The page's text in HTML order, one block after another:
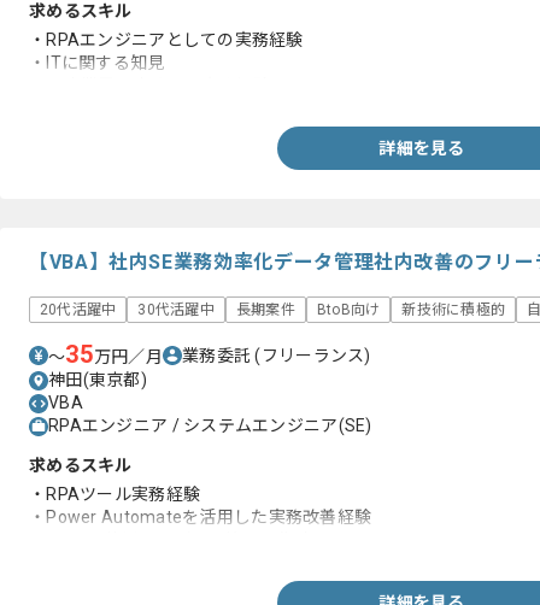
求めるスキル
・RPAエンジニアとしての実務経験
・ITに関する知見
詳細を見る
【VBA】社内SE業務効率化データ管理社内改善のフリ
20代活躍中 30代活躍中 長期案件 BtoB向け 新技術に積極的
〜35万円／月 業務委託(フリーランス)
神田(東京都)
VBA
RPAエンジニア / システムエンジニア(SE)
求めるスキル
・RPAツール実務経験
・Power Automateを活用した実務改善経験